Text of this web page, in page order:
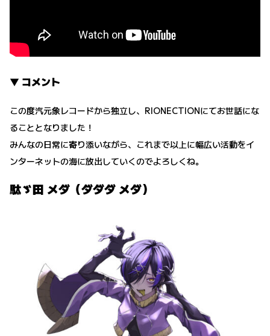
▼ コメント
この度汽元象レコードから独立し、RIONECTIONにてお世話にな
ることとなりました！
みんなの日常に寄り添いながら、これまで以上に幅広い活動をイ
ンターネットの海に放出していくのでよろしくね。
駄ゞ田 メダ（ダダダ メダ）